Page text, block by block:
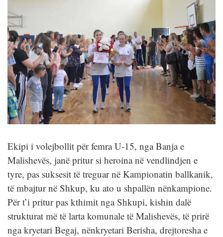
Ekipi i volejbollit për femra U-15, nga Banja e
Malishevës, janë pritur si heroina në vendlindjen e
tyre, pas suksesit të treguar në Kampionatin ballkanik,
të mbajtur në Shkup, ku ato u shpallën nënkampione.
Për t’i pritur pas kthimit nga Shkupi, kishin dalë
strukturat më të larta komunale të Malishevës, të prirë
nga kryetari Begaj, nënkryetari Berisha, drejtoresha e